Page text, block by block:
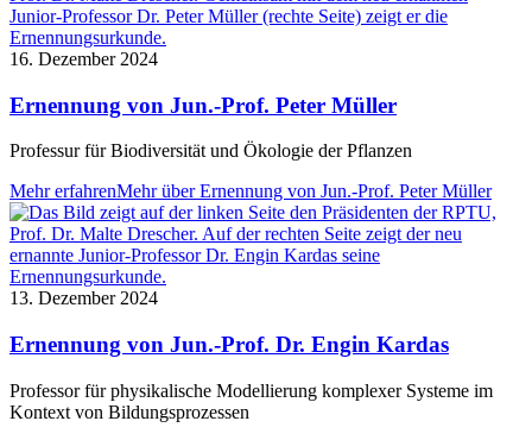
16. Dezember 2024
Ernennung von Jun.-Prof. Peter Müller
Professur für Biodiversität und Ökologie der Pflanzen
Mehr erfahrenMehr über Ernennung von Jun.-Prof. Peter Müller
13. Dezember 2024
Ernennung von Jun.-Prof. Dr. Engin Kardas
Professor für physikalische Modellierung komplexer Systeme im
Kontext von Bildungsprozessen